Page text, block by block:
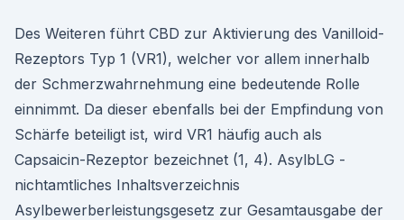
Des Weiteren führt CBD zur Aktivierung des Vanilloid-
Rezeptors Typ 1 (VR1), welcher vor allem innerhalb
der Schmerzwahrnehmung eine bedeutende Rolle
einnimmt. Da dieser ebenfalls bei der Empfindung von
Schärfe beteiligt ist, wird VR1 häufig auch als
Capsaicin-Rezeptor bezeichnet (1, 4). AsylbLG -
nichtamtliches Inhaltsverzeichnis
Asylbewerberleistungsgesetz zur Gesamtausgabe der